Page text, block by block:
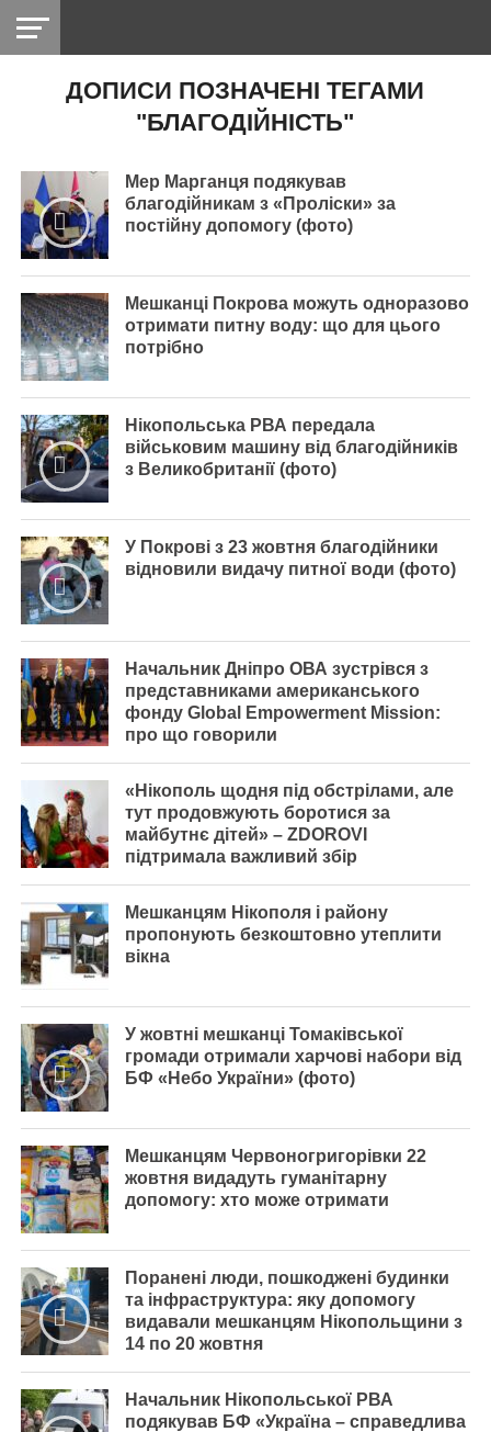
НІКОПОЛЬ
СІЧЕСЛАВСЬКА
РАДІО
ДОПИСИ ПОЗНАЧЕНІ ТЕГАМИ
"БЛАГОДІЙНІСТЬ"
Мер Марганця подякував
благодійникам з «Проліски» за
постійну допомогу (фото)
Мешканці Покрова можуть одноразово
отримати питну воду: що для цього
потрібно
Нікопольська РВА передала
військовим машину від благодійників
з Великобританії (фото)
У Покрові з 23 жовтня благодійники
відновили видачу питної води (фото)
Начальник Дніпро ОВА зустрівся з
представниками американського
фонду Global Empowerment Mission:
про що говорили
«Нікополь щодня під обстрілами, але
тут продовжують боротися за
майбутнє дітей» – ZDOROVI
підтримала важливий збір
Мешканцям Нікополя і району
пропонують безкоштовно утеплити
вікна
У жовтні мешканці Томаківської
громади отримали харчові набори від
БФ «Небо України» (фото)
Мешканцям Червоногригорівки 22
жовтня видадуть гуманітарну
допомогу: хто може отримати
Поранені люди, пошкоджені будинки
та інфраструктура: яку допомогу
видавали мешканцям Нікопольщини з
14 по 20 жовтня
Начальник Нікопольської РВА
подякував БФ «Україна – справедлива